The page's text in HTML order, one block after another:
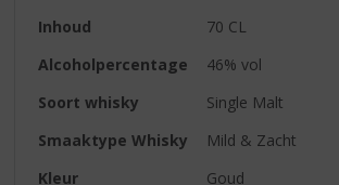
Inhoud
70 CL
Alcoholpercentage
46% vol
Soort whisky
Single Malt
Smaaktype Whisky
Mild & Zacht
Kleur
Goud